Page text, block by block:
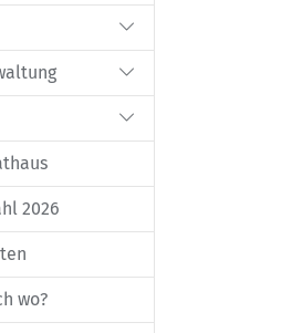
2026
wo?